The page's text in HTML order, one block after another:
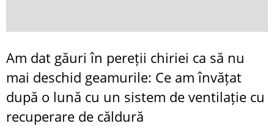
Am dat găuri în pereții chiriei ca să nu
mai deschid geamurile: Ce am învățat
după o lună cu un sistem de ventilație cu
recuperare de căldură